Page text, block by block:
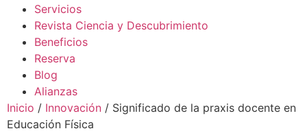
Servicios
Revista Ciencia y Descubrimiento
Beneficios
Reserva
Blog
Alianzas
Inicio / Innovación / Significado de la praxis docente en
Educación Física